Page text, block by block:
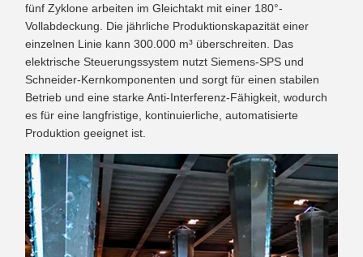
fünf Zyklone arbeiten im Gleichtakt mit einer 180°-
Vollabdeckung. Die jährliche Produktionskapazität einer
einzelnen Linie kann 300.000 m³ überschreiten. Das
elektrische Steuerungssystem nutzt Siemens-SPS und
Schneider-Kernkomponenten und sorgt für einen stabilen
Betrieb und eine starke Anti-Interferenz-Fähigkeit, wodurch
es für eine langfristige, kontinuierliche, automatisierte
Produktion geeignet ist.